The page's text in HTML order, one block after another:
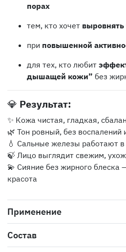
порах
тем, кто хочет выровнять
при повышенной
для тех, кто любит
дышащей кожи” без
💎 Результат:
✨ Кожа чистая, гладкая,
🌿 Тон ровный, без воспалений
💧 Сальные железы работают в
🍃 Лицо выглядит свежим,
💫 Сияние без жирного блеска
красота
Применение
Состав